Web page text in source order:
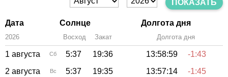
ПОКАЗАТЬ
Дата Солнце Долгота дня
2026 Восход Закат Долгота дня
1 августа Сб 5:37 19:36 13:58:59
-1:43
2 августа
Вс 5:37 19:35 13:57:14
-1:45